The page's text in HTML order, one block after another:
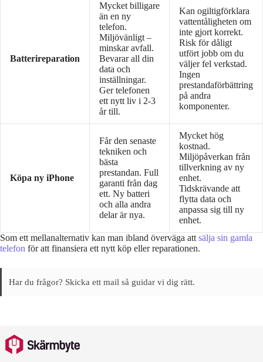
Batterireparation
Mycket billigare
än en ny
telefon.
Miljövänligt –
minskar avfall.
Bevarar all din
data och
inställningar.
Ger telefonen
ett nytt liv i 2-3
år till.
Kan ogiltigförklara
vattentåligheten om
inte gjort korrekt.
Risk för dåligt
utfört jobb om du
väljer fel verkstad.
Ingen
prestandaförbättring
på andra
komponenter.
Köpa ny iPhone
Får den senaste
tekniken och
bästa
prestandan. Full
garanti från dag
ett. Ny batteri
och alla andra
delar är nya.
Mycket hög
kostnad.
Miljöpåverkan från
tillverkning av ny
enhet.
Tidskrävande att
flytta data och
anpassa sig till ny
enhet.
Som ett mellanalternativ kan man ibland överväga att sälja sin gamla
telefon för att finansiera ett nytt köp eller reparationen.
Har du frågor? Skicka ett mail så guidar vi dig rätt.